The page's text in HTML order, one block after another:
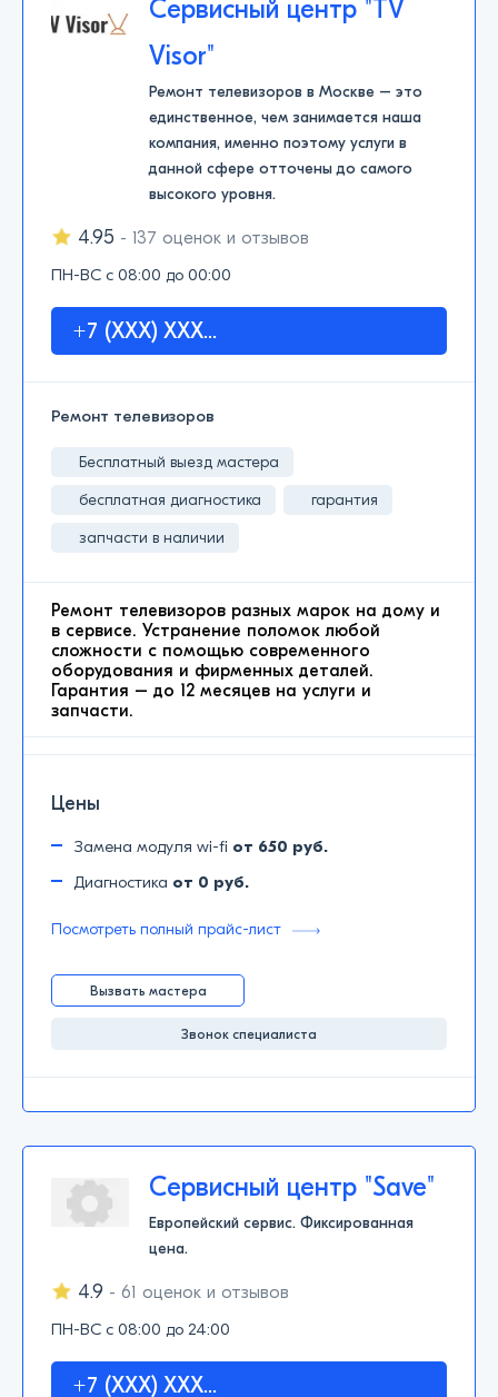
Сервисный центр "TV
Visor"
Ремонт телевизоров в Москве – это
единственное, чем занимается наша
компания, именно поэтому услуги в
данной сфере отточены до самого
высокого уровня.
4.95 - 137 оценок и отзывов
+7 (XXX) XXX...
ПН-ВС с 08:00 до 00:00
Ремонт телевизоров
Бесплатный выезд мастера
бесплатная диагностика
гарантия
запчасти в наличии
Ремонт телевизоров разных марок на дому и
в сервисе. Устранение поломок любой
сложности с помощью современного
оборудования и фирменных деталей.
Гарантия – до 12 месяцев на услуги и
запчасти.
Цены
Замена модуля wi-fi от 650 руб.
Диагностика от 0 руб.
Посмотреть полный прайс-лист
Вызвать мастера
Звонок специалиста
Сервисный центр "Save"
Европейский сервис. Фиксированная
цена.
4.9 - 61 оценок и отзывов
+7 (XXX) XXX...
ПН-ВС с 08:00 до 24:00